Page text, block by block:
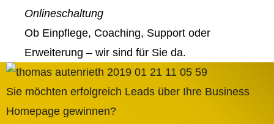
Onlineschaltung
Ob Einpflege, Coaching, Support oder
Erweiterung – wir sind für Sie da.
Sie möchten erfolgreich Leads über Ihre Business
Homepage gewinnen?